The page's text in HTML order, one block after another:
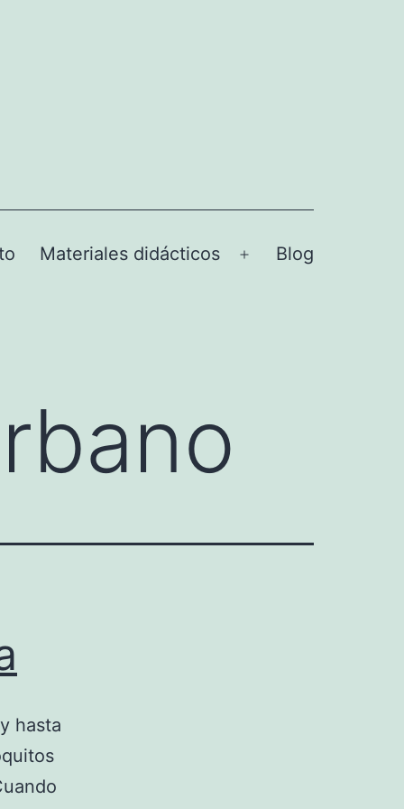
Materiales didácticos
Abrir
Blog
hasta